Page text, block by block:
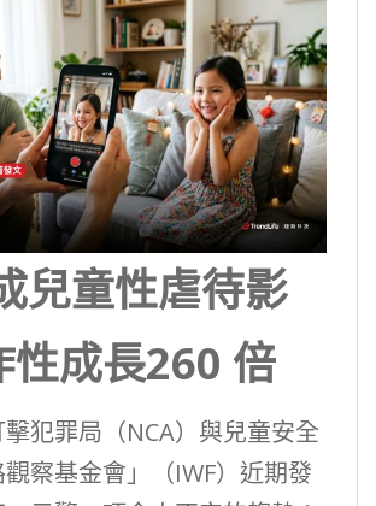
兒童性虐待影
性成長260 倍
犯罪局（NCA）與兒童安全
察基金會」（IWF）近期發